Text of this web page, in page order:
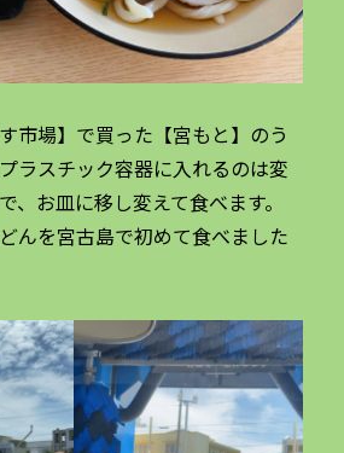
市場】で買った【宮もと】のう
ラスチック容器に入れるのは変
、お皿に移し変えて食べます。
んを宮古島で初めて食べました